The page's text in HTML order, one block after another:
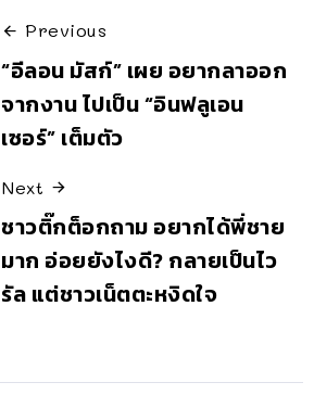
Previous
“อีลอน มัสก์” เผย อยากลาออก
จากงาน ไปเป็น “อินฟลูเอน
เซอร์” เต็มตัว
Next
ชาวติ๊กต็อกถาม อยากได้พี่ชาย
มาก อ่อยยังไงดี? กลายเป็นไว
รัล แต่ชาวเน็ตตะหงิดใจ